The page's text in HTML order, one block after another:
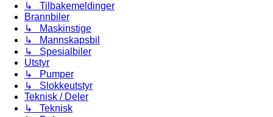
↳ Tilbakemeldinger
Brannbiler
↳ Maskinstige
↳ Mannskapsbil
↳ Spesialbiler
Utstyr
↳ Pumper
↳ Slokkeutstyr
Teknisk / Deler
↳ Teknisk